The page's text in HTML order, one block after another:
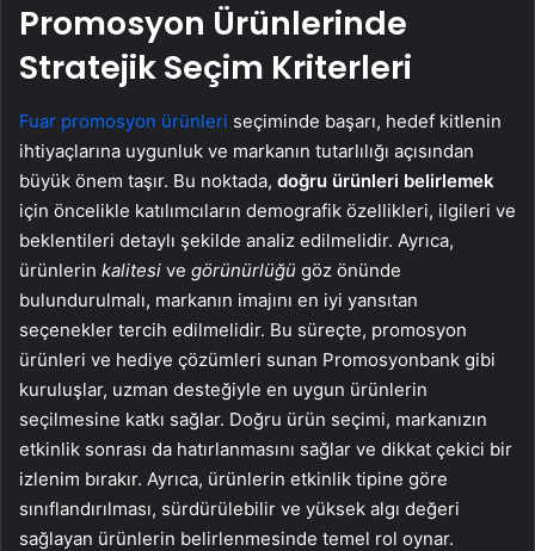
Promosyon Ürünlerinde
Stratejik Seçim Kriterleri
Fuar promosyon ürünleri seçiminde başarı, hedef kitlenin
ihtiyaçlarına uygunluk ve markanın tutarlılığı açısından
büyük önem taşır. Bu noktada, doğru ürünleri belirlemek
için öncelikle katılımcıların demografik özellikleri, ilgileri ve
beklentileri detaylı şekilde analiz edilmelidir. Ayrıca,
ürünlerin kalitesi ve görünürlüğü göz önünde
bulundurulmalı, markanın imajını en iyi yansıtan
seçenekler tercih edilmelidir. Bu süreçte, promosyon
ürünleri ve hediye çözümleri sunan Promosyonbank gibi
kuruluşlar, uzman desteğiyle en uygun ürünlerin
seçilmesine katkı sağlar. Doğru ürün seçimi, markanızın
etkinlik sonrası da hatırlanmasını sağlar ve dikkat çekici bir
izlenim bırakır. Ayrıca, ürünlerin etkinlik tipine göre
sınıflandırılması, sürdürülebilir ve yüksek algı değeri
sağlayan ürünlerin belirlenmesinde temel rol oynar.